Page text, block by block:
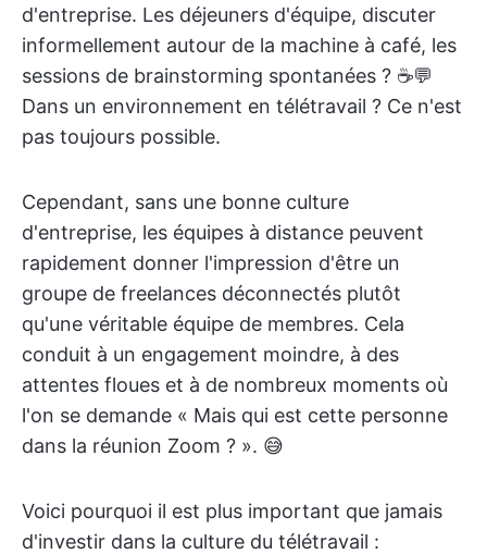
d'entreprise. Les déjeuners d'équipe, discuter
informellement autour de la machine à café, les
sessions de brainstorming spontanées ? ☕💬
Dans un environnement en télétravail ? Ce n'est
pas toujours possible.
Cependant, sans une bonne culture
d'entreprise, les équipes à distance peuvent
rapidement donner l'impression d'être un
groupe de freelances déconnectés plutôt
qu'une véritable équipe de membres. Cela
conduit à un engagement moindre, à des
attentes floues et à de nombreux moments où
l'on se demande « Mais qui est cette personne
dans la réunion Zoom ? ». 😅
Voici pourquoi il est plus important que jamais
d'investir dans la culture du télétravail :